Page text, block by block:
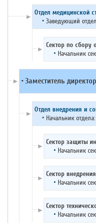
►
Отдел медицинской
• Заведующий
►
Сектор по сбору
• Начальник
► • Заместитель
►
Отдел внедрения и
• Начальник отдела:
►
Сектор защиты
• Начальник
►
Сектор
• Начальник
►
Сектор
• Начальник